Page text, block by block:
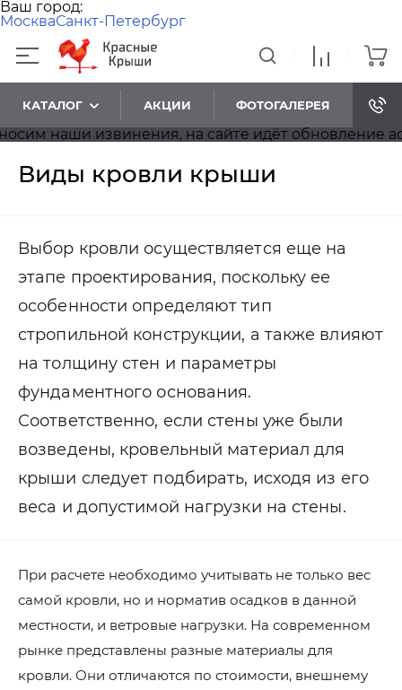
Ваш город:
МоскваСанкт-Петербург
КАТАЛОГ АКЦИИ ФОТОГАЛЕРЕЯ
на сайте идёт обновление ассортимента,
Виды кровли крыши
Выбор кровли осуществляется еще на
этапе проектирования, поскольку ее
особенности определяют тип
стропильной конструкции, а также влияют
на толщину стен и параметры
фундаментного основания.
Соответственно, если стены уже были
возведены, кровельный материал для
крыши следует подбирать, исходя из его
веса и допустимой нагрузки на стены.
При расчете необходимо учитывать не только вес
самой кровли, но и норматив осадков в данной
местности, и ветровые нагрузки. На современном
рынке представлены разные материалы для
кровли. Они отличаются по стоимости, внешнему